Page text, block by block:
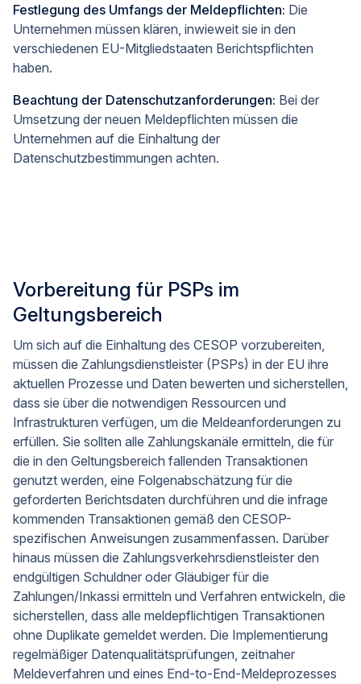
Festlegung des Umfangs der Meldepflichten: Die
Unternehmen müssen klären, inwieweit sie in den
verschiedenen EU-Mitgliedstaaten Berichtspflichten
haben.
Beachtung der Datenschutzanforderungen: Bei der
Umsetzung der neuen Meldepflichten müssen die
Unternehmen auf die Einhaltung der
Datenschutzbestimmungen achten.
Vorbereitung für PSPs im
Geltungsbereich
Um sich auf die Einhaltung des CESOP vorzubereiten,
müssen die Zahlungsdienstleister (PSPs) in der EU ihre
aktuellen Prozesse und Daten bewerten und sicherstellen,
dass sie über die notwendigen Ressourcen und
Infrastrukturen verfügen, um die Meldeanforderungen zu
erfüllen. Sie sollten alle Zahlungskanäle ermitteln, die für
die in den Geltungsbereich fallenden Transaktionen
genutzt werden, eine Folgenabschätzung für die
geforderten Berichtsdaten durchführen und die infrage
kommenden Transaktionen gemäß den CESOP-
spezifischen Anweisungen zusammenfassen. Darüber
hinaus müssen die Zahlungsverkehrsdienstleister den
endgültigen Schuldner oder Gläubiger für die
Zahlungen/Inkassi ermitteln und Verfahren entwickeln, die
sicherstellen, dass alle meldepflichtigen Transaktionen
ohne Duplikate gemeldet werden. Die Implementierung
regelmäßiger Datenqualitätsprüfungen, zeitnaher
Meldeverfahren und eines End-to-End-Meldeprozesses